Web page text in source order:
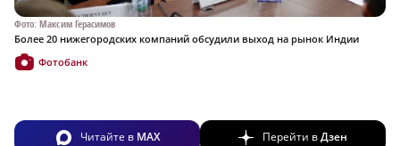
Фото: Максим Герасимов
Более 20 нижегородских компаний обсудили выход на рынок Индии
Фотобанк
Читайте в MAX Перейти вДзен